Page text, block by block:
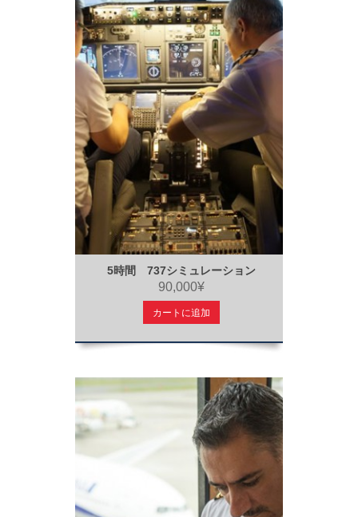
5時間 737シミュレーション
90,000¥
カートに追加